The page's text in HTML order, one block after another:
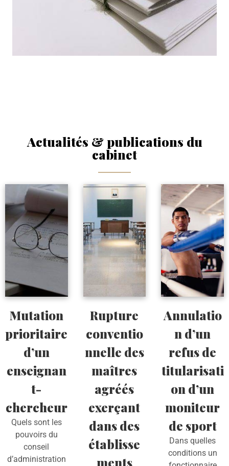
Actualités & publications du
cabinet
Mutation
prioritaire
d’un
enseignan
t-
chercheur
Quels sont les
pouvoirs du
conseil
d’administration
Rupture
conventio
nnelle des
maîtres
agréés
exerçant
dans des
établisse
ments
Annulatio
n d’un
refus de
titularisati
on d’un
moniteur
de sport
Dans quelles
conditions un